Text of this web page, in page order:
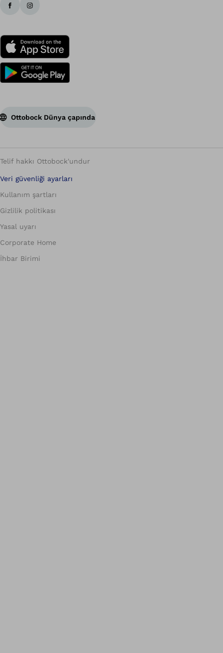
Ottobock Dünya çapında
Telif hakkı Ottobock'undur
Veri güvenliği ayarları
Kullanım şartları
Gizlilik politikası
Yasal uyarı
Corporate Home
İhbar Birimi